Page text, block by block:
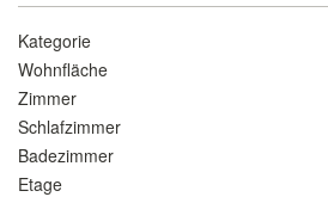
Kategorie
Wohnfläche
Zimmer
Schlafzimmer
Badezimmer
Etage